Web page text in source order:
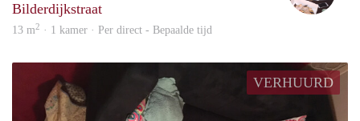
Bilderdijkstraat
13 m2 · 1 kamer · Per direct - Bepaalde tijd
VERHUURD